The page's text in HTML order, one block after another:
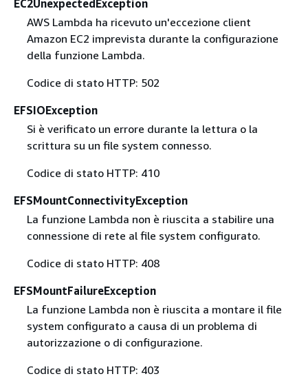
EC2UnexpectedException
AWS Lambda ha ricevuto un'eccezione client
Amazon EC2 imprevista durante la configurazione
della funzione Lambda.
Codice di stato HTTP: 502
EFSIOException
Si è verificato un errore durante la lettura o la
scrittura su un file system connesso.
Codice di stato HTTP: 410
EFSMountConnectivityException
La funzione Lambda non è riuscita a stabilire una
connessione di rete al file system configurato.
Codice di stato HTTP: 408
EFSMountFailureException
La funzione Lambda non è riuscita a montare il file
system configurato a causa di un problema di
autorizzazione o di configurazione.
Codice di stato HTTP: 403